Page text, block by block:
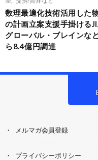
数理最適化技術活用した
の計画立案支援手掛けるJIJ
グローバル・ブレインな
ら8.4億円調達
メルマガ会員登録
プライバシーポリシー